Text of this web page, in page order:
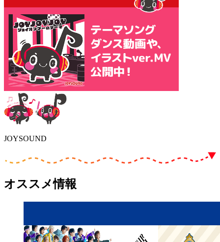
JOYSOUND
オススメ情報